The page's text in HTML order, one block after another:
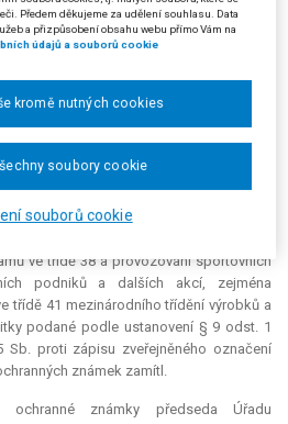
ochranných známek označení RALLYE
a RALLYBOHEMIA
rozhodnutím ze dne 2. 4. 2003 pod
známky RALLY
č. 137/1995 Sb., o ochranných známkách
záznam, přepis, vypracování,
přenášení, systematizování písemných a
služby obsahující distribuci a
ve třídě 38 a provozování sportovních
podniků a dalších akcí, zejména
třídě 41 mezinárodního třídění výrobků a
podané podle ustanovení § 9 odst. 1
proti zápisu zveřejněného označení
známek zamítl.
ochranné známky předseda Úřadu
Předem děkujeme za udělení souhlasu. Data
a přizpůsobení obsahu webu přímo Vám na
údajů a souborů cookie
souborů cookie
kromě nutných cookies
soubory cookie